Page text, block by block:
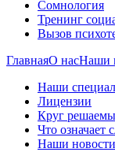
Сомнология
Тренинг
Вызов
ГлавнаяО насНаши
Наши
Лицензии
Круг
Что означает
Наши новости